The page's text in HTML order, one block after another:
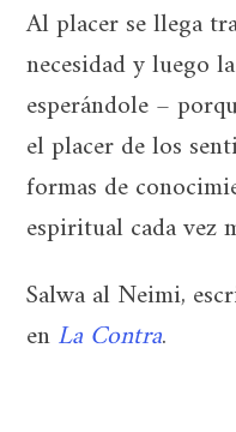
Al placer se llega
necesidad y luego
esperándole –
el placer de los
formas de
espiritual cada vez
Salwa al Neimi,
enLa Contra.